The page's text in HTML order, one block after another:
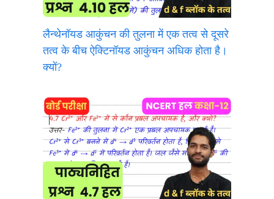
लैन्थेनॉयड आकुंचन की तुलना में एक तत्व से दूसरे
तत्व के बीच ऐक्टिनॉयड आकुंचन अधिक होता है।
क्यों?